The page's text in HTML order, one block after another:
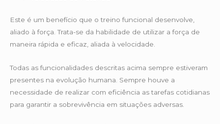
Este é um benefício que o treino funcional desenvolve,
aliado à força. Trata-se da habilidade de utilizar a força de
maneira rápida e eficaz, aliada à velocidade.
Todas as funcionalidades descritas acima sempre estiveram
presentes na evolução humana. Sempre houve a
necessidade de realizar com eficiência as tarefas cotidianas
para garantir a sobrevivência em situações adversas.